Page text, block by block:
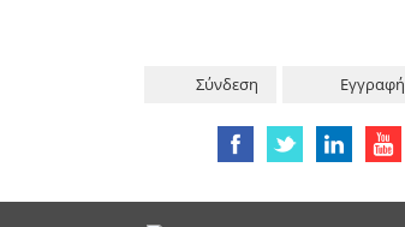
Σύνδεση Εγγραφή